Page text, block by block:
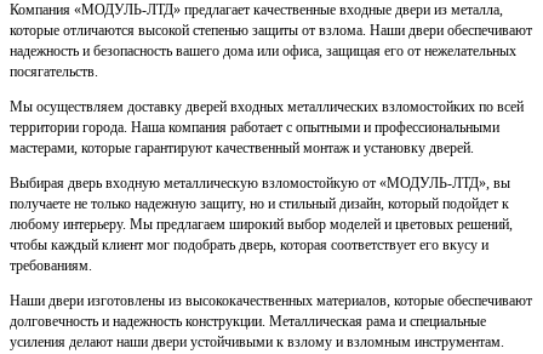
Компания «МОДУЛЬ-ЛТД» предлагает качественные входные двери из металла,
которые отличаются высокой степенью защиты от взлома. Наши двери обеспечивают
надежность и безопасность вашего дома или офиса, защищая его от нежелательных
посягательств.
Мы осуществляем доставку дверей входных металлических взломостойких по всей
территории города. Наша компания работает с опытными и профессиональными
мастерами, которые гарантируют качественный монтаж и установку дверей.
Выбирая дверь входную металлическую взломостойкую от «МОДУЛЬ-ЛТД», вы
получаете не только надежную защиту, но и стильный дизайн, который подойдет к
любому интерьеру. Мы предлагаем широкий выбор моделей и цветовых решений,
чтобы каждый клиент мог подобрать дверь, которая соответствует его вкусу и
требованиям.
Наши двери изготовлены из высококачественных материалов, которые обеспечивают
долговечность и надежность конструкции. Металлическая рама и специальные
усиления делают наши двери устойчивыми к взлому и взломным инструментам.